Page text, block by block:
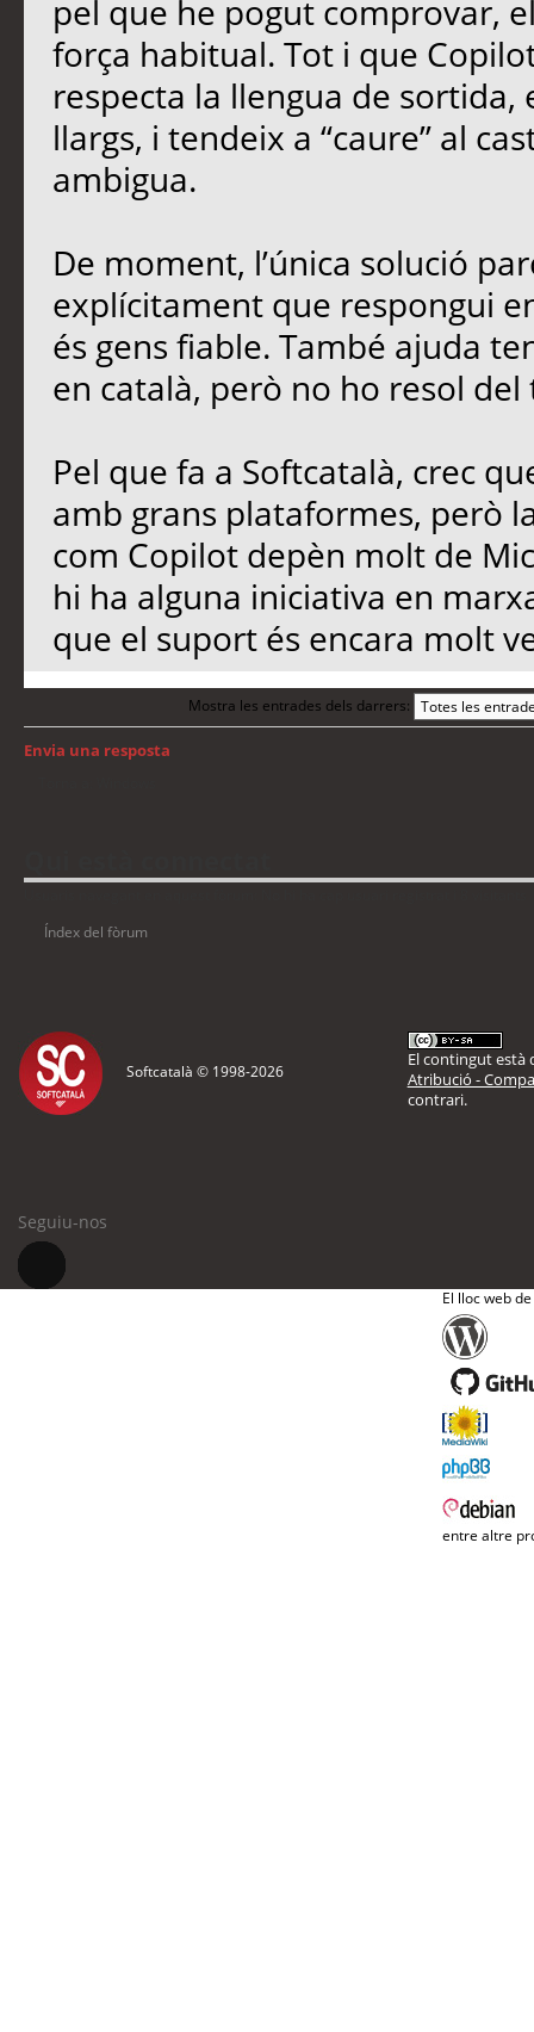
pel que he pogut comprovar,
força habitual. Tot i que
respecta la llengua de
llargs, i tendeix a “caure” al
ambigua.
De moment, l’única solució
explícitament que respongui
és gens fiable. També ajuda
en català, però no ho resol del
Pel que fa a Softcatalà, crec
amb grans plataformes, però
com Copilot depèn molt de
hi ha alguna iniciativa en
que el suport és encara molt
Mostra les entrades dels darrers:
Envia una resposta
Índex del fòrum
Softcatalà © 1998-2026
El contingut està
Atribució -
contrari.
Seguiu-nos
El lloc web
entre altre